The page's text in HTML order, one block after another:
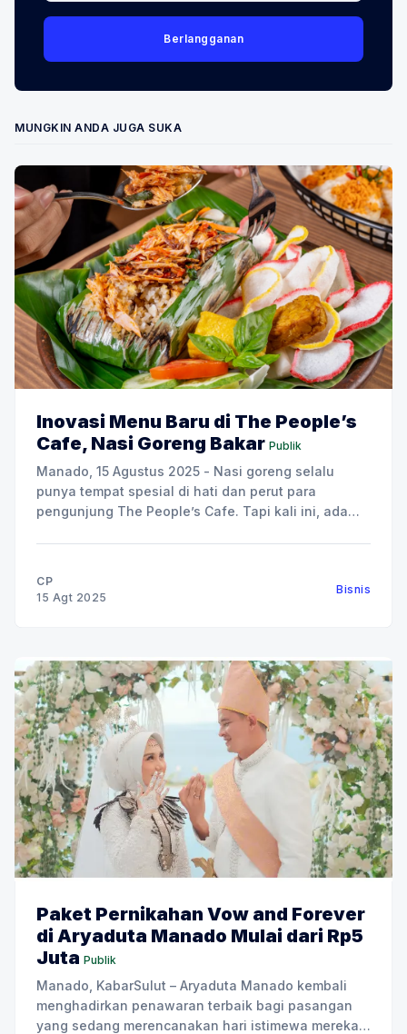
Berlangganan
MUNGKIN ANDA JUGA SUKA
Inovasi Menu Baru di The People’s
Cafe, Nasi Goreng Bakar Publik
Manado, 15 Agustus 2025 - Nasi goreng selalu
punya tempat spesial di hati dan perut para
pengunjung The People’s Cafe. Tapi kali ini, ada
Nasi Goreng Bakar
CP
15 Agt 2025
Bisnis
Paket Pernikahan Vow and Forever
di Aryaduta Manado Mulai dari Rp5
Juta Publik
Manado, KabarSulut – Aryaduta Manado kembali
menghadirkan penawaran terbaik bagi pasangan
yang sedang merencanakan hari istimewa mereka,